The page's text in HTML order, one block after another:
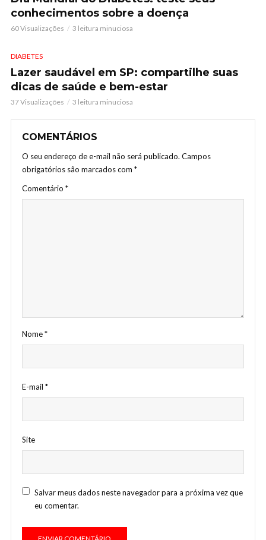
conhecimentos sobre a doença
60 Visualizações 3 leitura minuciosa
DIABETES
Lazer saudável em SP: compartilhe suas
dicas de saúde e bem-estar
37 Visualizações 3 leitura minuciosa
COMENTÁRIOS
O seu endereço de e-mail não será publicado. Campos
obrigatórios são marcados com *
Comentário *
Nome*
E-mail *
Site
Salvar meus dados neste navegador para a próxima vez que
eu comentar.